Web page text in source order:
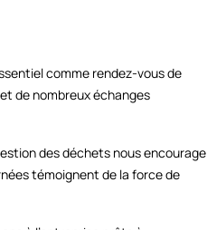
comme rendez-vous de
de nombreux échanges
des déchets nous encourage
témoignent de la force de